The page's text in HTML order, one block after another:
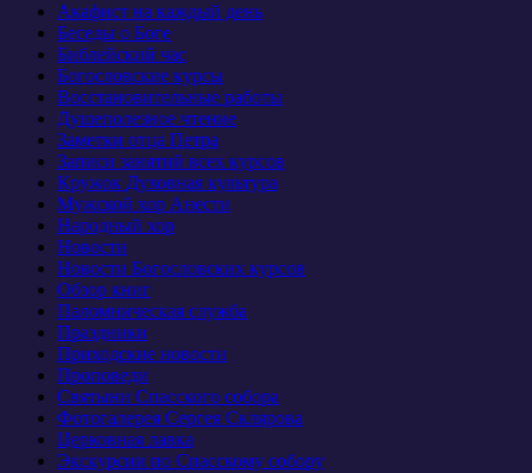
Акафист на каждый день
Беседы о Боге
Библейский час
Богословские курсы
Восстановительные работы
Душеполезное чтение
Заметки отца Петра
Записи занятий всех курсов
Кружок Духовная культура
Мужской хор Анести
Народный хор
Новости
Новости Богословских курсов
Обзор книг
Паломническая служба
Праздники
Приходские новости
Проповеди
Святыни Спасского собора
Фотогалерея Сергея Склярова
Церковная лавка
Экскурсии по Спасскому собору